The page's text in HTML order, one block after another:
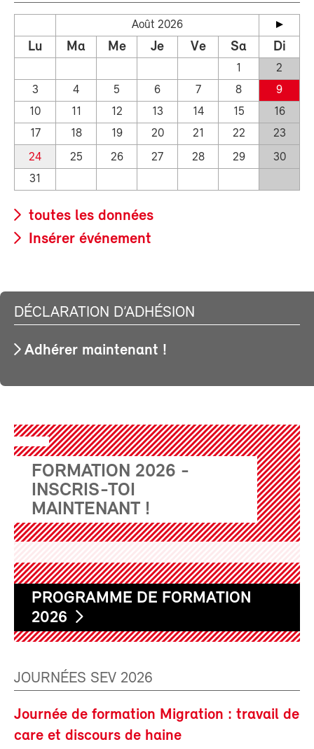
Août 2026
Lu Ma Me Je Ve Sa Di
1
2
3
4 5 6 7 8
9
10
11 12 13 14 15
16
17
18 19 20 21 22
23
24
25 26 27 28 29
30
31
toutes les données
Insérer événement
DÉCLARATION D’ADHÉSION
Adhérer maintenant !
FORMATION 2026 -
INSCRIS-TOI
MAINTENANT !
PROGRAMME DE FORMATION
2026
JOURNÉES SEV 2026
Journée de formation Migration : travail de
care et discours de haine